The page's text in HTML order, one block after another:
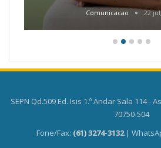
Comunicacao 22
SEPN Qd.509 Ed. Isis 1.º Andar Sala 114 -
70750-504
Fone/Fax: (61) 3274-3132 |